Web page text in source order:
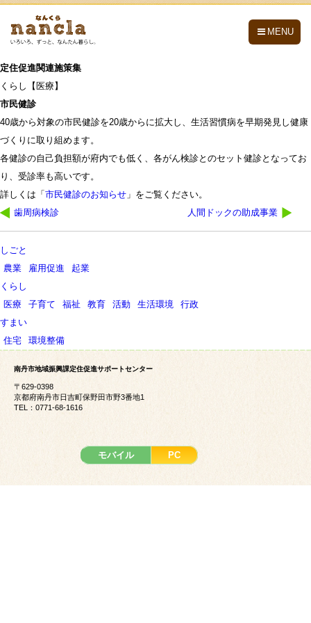
MENU
定住促進関連施策集
くらし【医療】
市民健診
40歳から対象の市民健診を20歳からに拡大し、生活習慣病を早期発見し健康
づくりに取り組めます。
各健診の自己負担額が府内でも低く、各がん検診とのセット健診となってお
り、受診率も高いです。
詳しくは「 市民健診のお知らせ 」をご覧ください。
投
稿
ナ
ビ
ゲ
ー
シ
ョ
人間ドックの助成事業
歯周病検診
しごと
農業
雇用促進
起業
くらし
医療
子育て 福祉 教育 活動 生活環境
行政
すまい
住宅
環境整備
南丹市地域振興課定住促進サポートセンター
〒629-0398
京都府南丹市日吉町保野田市野3番地1
TEL：0771-68-1616
モバイル PC